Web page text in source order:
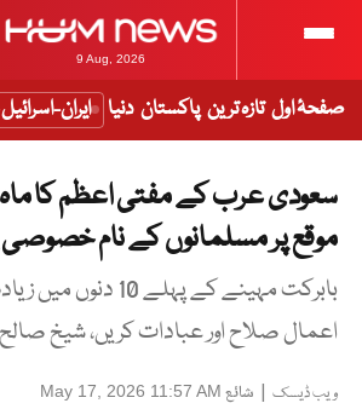
9 Aug, 2026
صفحۂ اول تازہ ترین پاکستان دنیا ایران-
سعودی عرب کے مفتی اعظم کا
موقع پر مسلمانوں کے نام خصوصی
بابرکت مہینے کے پہلے 10
اعمال صلاح اور عبادات کریں، شیخ صالح
ویب ڈیسک | شائع May 17, 2026 11:57 AM